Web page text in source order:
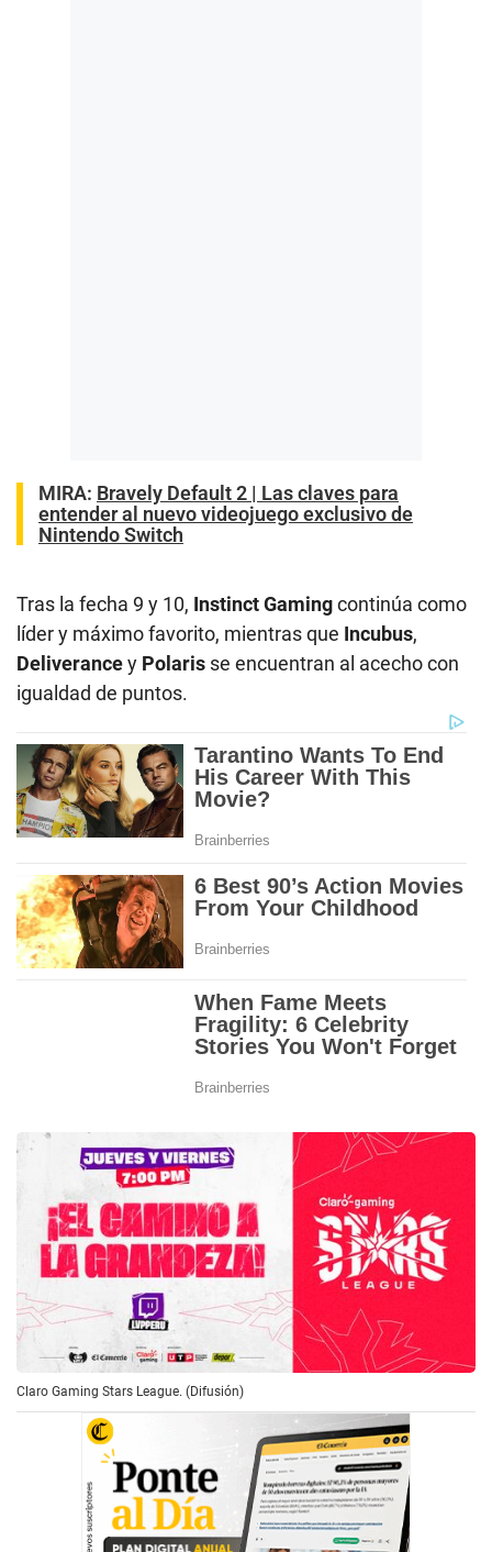
MIRA: Bravely Default 2 | Las claves para
entender al nuevo videojuego exclusivo de
Nintendo Switch
Tras la fecha 9 y 10, Instinct Gamingcontinúa como
líder y máximo favorito, mientras que Incubus,
Deliverancey Polaris se encuentran al acecho con
igualdad de puntos.
Claro Gaming Stars League. (Difusión)